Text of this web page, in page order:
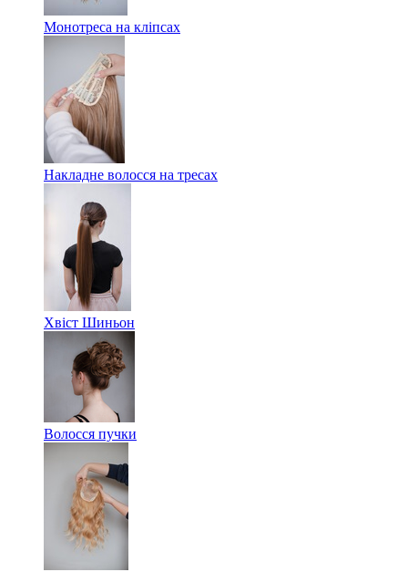
Монотреса на кліпсах
Накладне волосся на тресах
Хвіст Шиньон
Волосся пучки